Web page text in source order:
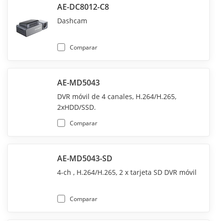
AE-DC8012-C8
Dashcam
Comparar
AE-MD5043
DVR móvil de 4 canales, H.264/H.265,
2xHDD/SSD.
Comparar
AE-MD5043-SD
4-ch , H.264/H.265, 2 x tarjeta SD DVR móvil
Comparar